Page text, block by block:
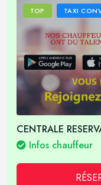
TOP TAXI
CENTRALE
Infos chauffeur